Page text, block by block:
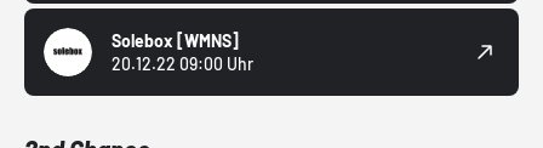
Solebox [WMNS]
20.12.22 09:00 Uhr